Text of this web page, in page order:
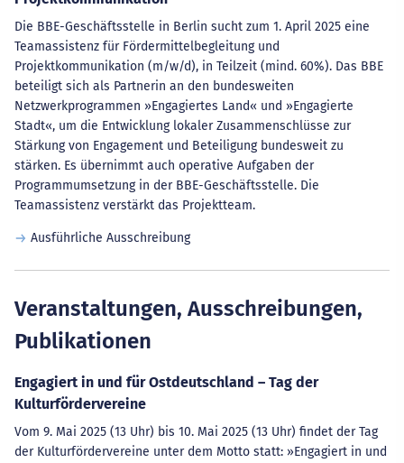
Die BBE-Geschäftsstelle in Berlin sucht zum 1. April 2025 eine
Teamassistenz für Fördermittelbegleitung und
Projektkommunikation (m/w/d), in Teilzeit (mind. 60%). Das BBE
beteiligt sich als Partnerin an den bundesweiten
Netzwerkprogrammen »Engagiertes Land« und »Engagierte
Stadt«, um die Entwicklung lokaler Zusammenschlüsse zur
Stärkung von Engagement und Beteiligung bundesweit zu
stärken. Es übernimmt auch operative Aufgaben der
Programmumsetzung in der BBE-Geschäftsstelle. Die
Teamassistenz verstärkt das Projektteam.
Ausführliche Ausschreibung
Veranstaltungen, Ausschreibungen,
Publikationen
Engagiert in und für Ostdeutschland – Tag der
Kulturfördervereine
Vom 9. Mai 2025 (13 Uhr) bis 10. Mai 2025 (13 Uhr) findet der Tag
der Kulturfördervereine unter dem Motto statt: »Engagiert in und